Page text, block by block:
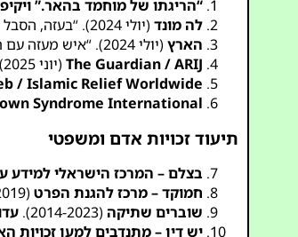
“הריגתו של מוחמד בהאר.”
לה מונד (יולי 2024). “בעזה, הסבל של צעיר עם תסמונת דאון שנרצח על ידי כלב של הצבא הישראלי.”
הארץ (יולי 2024). “איש מעזה עם תסמונת דאון נרצח על ידי כלב תקיפה של צה”ל.”
The Guardian / ARIJ (יוני 2025). “כלי נשק של מלחמה: השימוש של ישראל בכלבי תקיפה.”
/ Islamic Relief Worldwide
Syndrome International
תיעוד זכויות אדם ומשפטי
בצלם – המרכז הישראלי למידע
חמוקד – מרכז להגנת הפרט (2019).
שוברים שתיקה (2014-2023).
יש דין – מתנדבים למען זכויות